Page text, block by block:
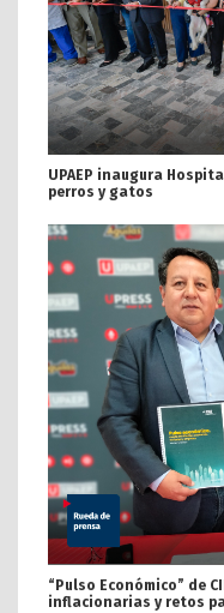
UPAEP inaugura
perros y gatos
“Pulso Económico” de
inflacionarias y retos